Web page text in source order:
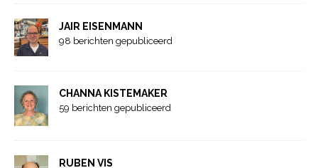
JAIR EISENMANN
98 berichten gepubliceerd
CHANNA KISTEMAKER
59 berichten gepubliceerd
RUBEN VIS